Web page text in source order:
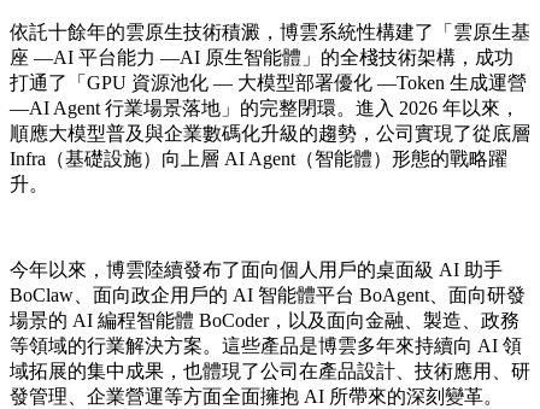
依託十餘年的雲原生技術積澱，博雲系統性構建了「雲原生基
座 —AI 平台能力 —AI 原生智能體」的全棧技術架構，成功
打通了「GPU 資源池化 — 大模型部署優化 —Token 生成運營
—AI Agent 行業場景落地」的完整閉環。進入 2026 年以來，
順應大模型普及與企業數碼化升級的趨勢，公司實現了從底層
Infra（基礎設施）向上層 AI Agent（智能體）形態的戰略躍
升。
今年以來，博雲陸續發布了面向個人用戶的桌面級 AI 助手
BoClaw、面向政企用戶的 AI 智能體平台 BoAgent、面向研發
場景的 AI 編程智能體 BoCoder，以及面向金融、製造、政務
等領域的行業解決方案。這些產品是博雲多年來持續向 AI 領
域拓展的集中成果，也體現了公司在產品設計、技術應用、研
發管理、企業營運等方面全面擁抱 AI 所帶來的深刻變革。